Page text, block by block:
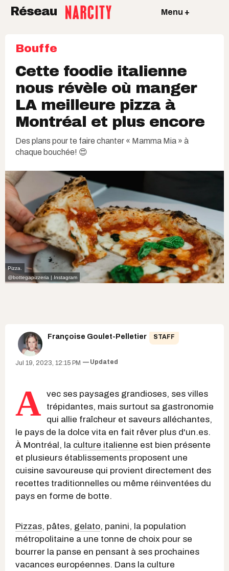
Réseau Menu +
Bouffe
Cette foodie italienne
nous révèle où manger
LA meilleure pizza à
Montréal et plus encore
Des plans pour te faire chanter « Mamma Mia » à
chaque bouchée! 😍
Pizza.
@bottegapizzeria | Instagram
Françoise Goulet-Pelletier STAFF
Jul 19, 2023, 12:15 PM Updated
A vec ses paysages grandioses, ses villes
trépidantes, mais surtout sa gastronomie
qui allie fraîcheur et saveurs alléchantes,
le pays de la dolce vita en fait rêver plus d'un.es.
À Montréal, la culture italienne est bien présente
et plusieurs établissements proposent une
cuisine savoureuse qui provient directement des
recettes traditionnelles ou même réinventées du
pays en forme de botte.
Pizzas, pâtes, gelato, panini, la population
métropolitaine a une tonne de choix pour se
bourrer la panse en pensant à ses prochaines
vacances européennes. Dans la culture